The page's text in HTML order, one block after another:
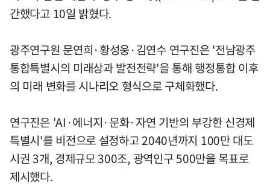
간했다고 10일 밝혔다.
광주연구원 문연희·황성웅·김연수 연구진은 '전남광주
통합특별시의 미래상과 발전전략'을 통해 행정통합 이후
의 미래 변화를 시나리오 형식으로 구체화했다.
연구진은 'AI·에너지·문화·자연 기반의 부강한 신경제
특별시'를 비전으로 설정하고 2040년까지 100만 대도
시권 3개, 경제규모 300조, 광역인구 500만을 목표로
제시했다.